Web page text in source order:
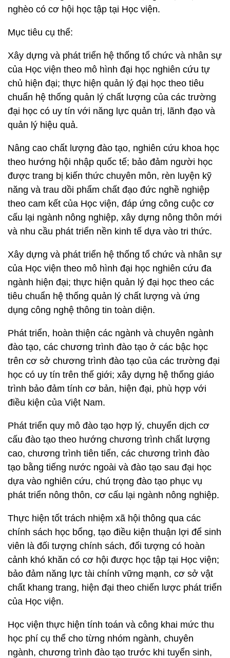
nghèo có cơ hội học tập tại Học viện.
Mục tiêu cụ thể:
Xây dựng và phát triển hệ thống tổ chức và nhân sự
của Học viện theo mô hình đại học nghiên cứu tự
chủ hiện đại; thực hiện quản lý đại học theo tiêu
chuẩn hệ thống quản lý chất lượng của các trường
đại học có uy tín với năng lực quản trị, lãnh đạo và
quản lý hiệu quả.
Nâng cao chất lượng đào tạo, nghiên cứu khoa học
theo hướng hội nhập quốc tế; bảo đảm người học
được trang bị kiến thức chuyên môn, rèn luyện kỹ
năng và trau dồi phẩm chất đạo đức nghề nghiệp
theo cam kết của Học viện, đáp ứng công cuộc cơ
cấu lại ngành nông nghiệp, xây dựng nông thôn mới
và nhu cầu phát triển nền kinh tế dựa vào tri thức.
Xây dựng và phát triển hệ thống tổ chức và nhân sự
của Học viện theo mô hình đại học nghiên cứu đa
ngành hiện đại; thực hiện quản lý đại học theo các
tiêu chuẩn hệ thống quản lý chất lượng và ứng
dụng công nghệ thông tin toàn diện.
Phát triển, hoàn thiện các ngành và chuyên ngành
đào tạo, các chương trình đào tạo ở các bậc học
trên cơ sở chương trình đào tạo của các trường đại
học có uy tín trên thế giới; xây dựng hệ thống giáo
trình bảo đảm tính cơ bản, hiện đại, phù hợp với
điều kiện của Việt Nam.
Phát triển quy mô đào tạo hợp lý, chuyển dịch cơ
cấu đào tạo theo hướng chương trình chất lượng
cao, chương trình tiên tiến, các chương trình đào
tạo bằng tiếng nước ngoài và đào tạo sau đại học
dựa vào nghiên cứu, chú trọng đào tạo phục vụ
phát triển nông thôn, cơ cấu lại ngành nông nghiệp.
Thực hiện tốt trách nhiệm xã hội thông qua các
chính sách học bổng, tạo điều kiện thuận lợi để sinh
viên là đối tượng chính sách, đối tượng có hoàn
cảnh khó khăn có cơ hội được học tập tại Học viện;
bảo đảm năng lực tài chính vững mạnh, cơ sở vật
chất khang trang, hiện đại theo chiến lược phát triển
của Học viện.
Học viện thực hiện tính toán và công khai mức thu
học phí cụ thể cho từng nhóm ngành, chuyên
ngành, chương trình đào tạo trước khi tuyển sinh,